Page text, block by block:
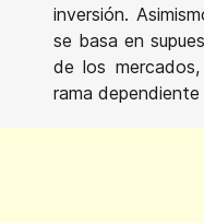
inversión.
se basa en
de los
rama